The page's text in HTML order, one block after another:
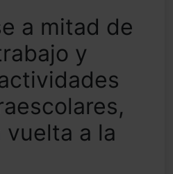
a mitad de
y
vuelta a la